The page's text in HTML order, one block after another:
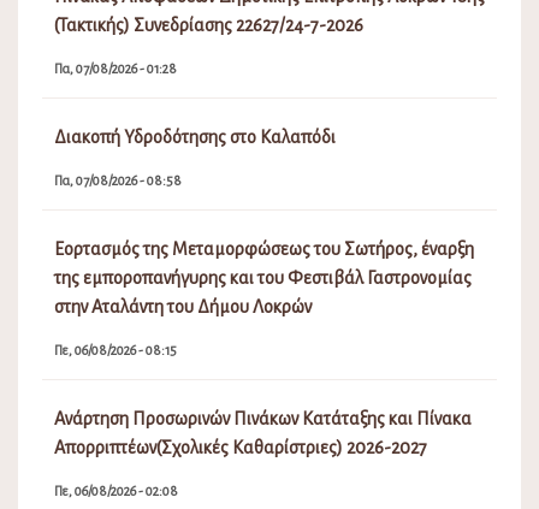
(Τακτικής) Συνεδρίασης 22627/24-7-2026
Πα, 07/08/2026 - 01:28
Διακοπή Υδροδότησης στο Καλαπόδι
Πα, 07/08/2026 - 08:58
Εορτασμός της Μεταμορφώσεως του Σωτήρος, έναρξη
της εμποροπανήγυρης και του Φεστιβάλ Γαστρονομίας
στην Αταλάντη του Δήμου Λοκρών
Πε, 06/08/2026 - 08:15
Ανάρτηση Προσωρινών Πινάκων Κατάταξης και Πίνακα
Απορριπτέων(Σχολικές Καθαρίστριες) 2026-2027
Πε, 06/08/2026 - 02:08